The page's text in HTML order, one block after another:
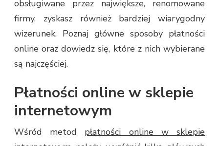
obsługiwane przez największe, renomowane
firmy, zyskasz również bardziej wiarygodny
wizerunek. Poznaj główne sposoby płatności
online oraz dowiedz się, które z nich wybierane
są najczęściej.
Płatności online w sklepie
internetowym
Wśród metod płatności online w sklepie